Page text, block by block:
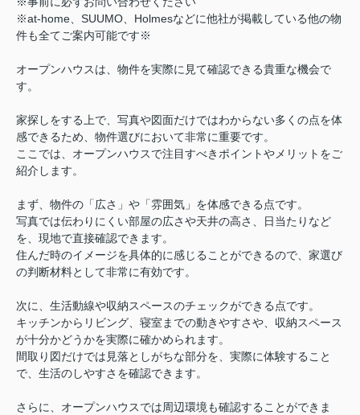
※at-home、SUUMO、Holmesなどに他社が掲載している他の物
件も全てご案内可能です※
オープンハウスは、物件を実際に見て確認できる貴重な機会で
す。
家探しをする上で、写真や図面だけではわからない多くの点を体
感できるため、物件選びにおいて非常に重要です。
ここでは、オープンハウスで注目すべきポイントやメリットをご
紹介します。
まず、物件の「広さ」や「雰囲気」を体感できる点です。
写真では伝わりにくい部屋の広さや天井の高さ、日当たりなど
を、現地で直接確認できます。
住んだ時のイメージを具体的に感じることができるので、家選び
の判断材料として非常に有効です。
次に、生活動線や収納スペースのチェックができる点です。
キッチンからリビング、寝室までの動きやすさや、収納スペース
が十分かどうかを実際に確かめられます。
間取り図だけでは見落としがちな部分を、実際に体験すること
で、生活のしやすさを確認できます。
さらに、オープンハウスでは周辺環境も確認することができま